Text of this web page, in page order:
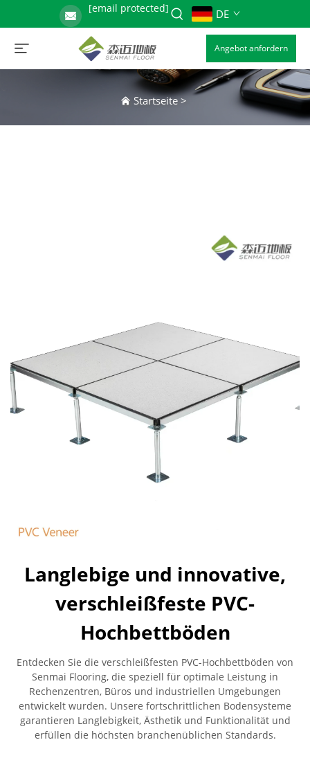
[email protected] DE
Angebot anfordern
Startseite>
Langlebige und innovative,
verschleißfeste PVC-
Hochbettböden
Entdecken Sie die verschleißfesten PVC-Hochbettböden von
Senmai Flooring, die speziell für optimale Leistung in
Rechenzentren, Büros und industriellen Umgebungen
entwickelt wurden. Unsere fortschrittlichen Bodensysteme
garantieren Langlebigkeit, Ästhetik und Funktionalität und
erfüllen die höchsten branchenüblichen Standards.